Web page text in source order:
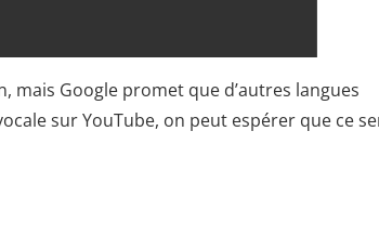
mais Google promet que d’autres langues
sur YouTube, on peut espérer que ce